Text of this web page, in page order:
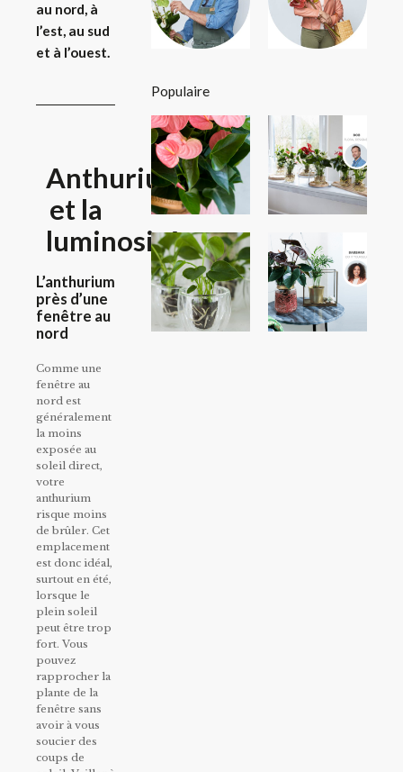
au nord, à
l’est, au sud
et à l’ouest.
Anthuriums
et la
luminosité
L’anthurium
près d’une
fenêtre au
nord
Comme une
fenêtre au
nord est
généralement
la moins
exposée au
soleil direct,
votre
anthurium
risque moins
de brûler. Cet
emplacement
est donc idéal,
surtout en été,
lorsque le
plein soleil
peut être trop
fort. Vous
pouvez
rapprocher la
plante de la
fenêtre sans
avoir à vous
soucier des
coups de
Populaire